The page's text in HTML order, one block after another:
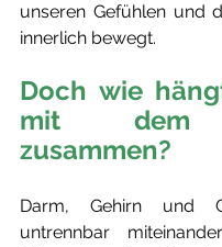
unseren Gefühlen und
innerlich bewegt.
Doch wie
mit dem
zusammen?
Darm, Gehirn und
untrennbar